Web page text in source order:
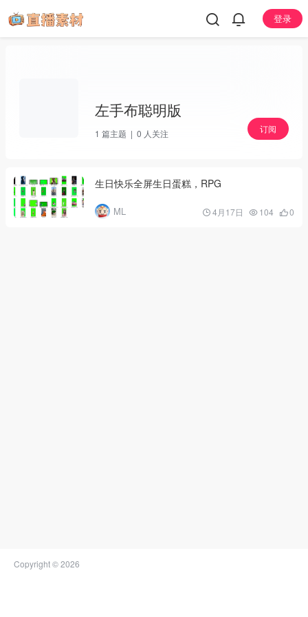
登录
左手布聪明版
1 篇主题 | 0 人关注 订阅
生日快乐全屏生日蛋糕，RPG
ML 4月17日 104 0
Copyright © 2026